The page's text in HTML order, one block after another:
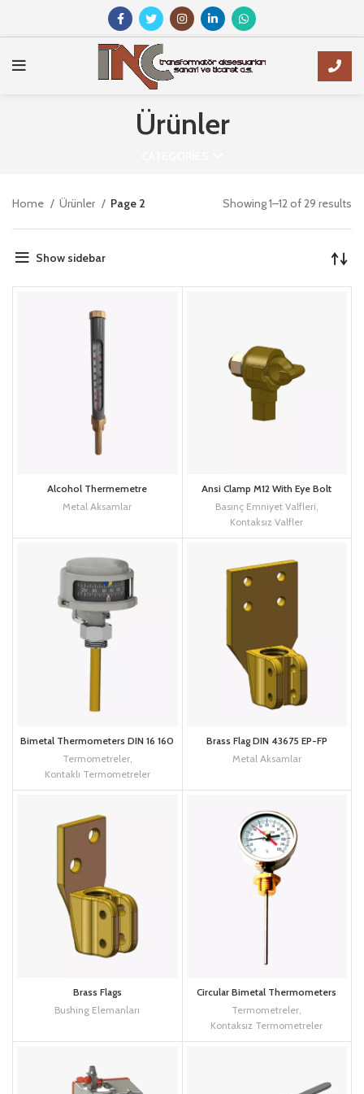
Ürünler
Home Ürünler Page 2 Showing 1–12 of 29 results
Show sidebar
Alcohol Thermemetre
Metal Aksamlar
Ansi Clamp M12 With Eye Bolt
Basınç Emniyet Valfleri,
Kontaksız Valfler
Bimetal Thermometers DIN 16 160
Termometreler,
Kontaklı Termometreler
Brass Flag DIN 43675 EP-FP
Metal Aksamlar
Brass Flags
Bushing Elemanları
Circular Bimetal Thermometers
Termometreler,
Kontaksız Termometreler